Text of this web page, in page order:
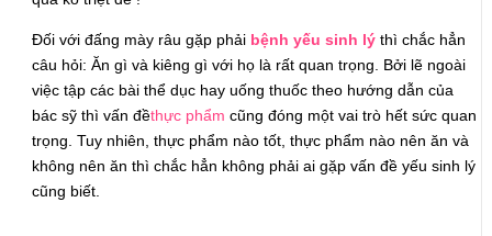
Đối với đấng mày râu gặp phải bệnh yếu sinh lý thì chắc hẳn
câu hỏi: Ăn gì và kiêng gì với họ là rất quan trọng. Bởi lẽ ngoài
việc tập các bài thể dục hay uống thuốc theo hướng dẫn của
bác sỹ thì vấn đềthực phẩm cũng đóng một vai trò hết sức quan
trọng. Tuy nhiên, thực phẩm nào tốt, thực phẩm nào nên ăn và
không nên ăn thì chắc hẳn không phải ai gặp vấn đề yếu sinh lý
cũng biết.